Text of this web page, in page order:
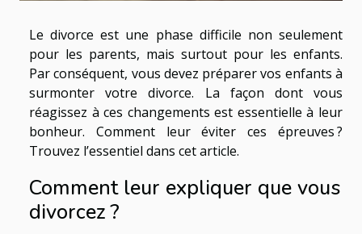
Le divorce est une phase difficile non seulement
pour les parents, mais surtout pour les enfants.
Par conséquent, vous devez préparer vos enfants à
surmonter votre divorce. La façon dont vous
réagissez à ces changements est essentielle à leur
bonheur. Comment leur éviter ces épreuves ?
Trouvez l’essentiel dans cet article.
Comment leur expliquer que vous
divorcez ?